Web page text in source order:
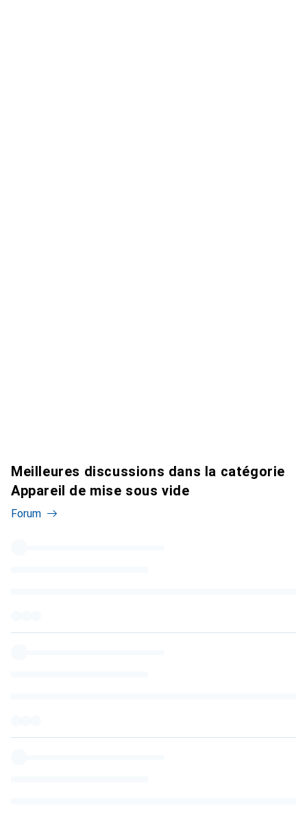
Meilleures discussions dans la catégorie
Appareil de mise sous vide
Forum